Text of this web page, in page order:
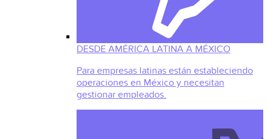
DESDE AMÉRICA LATINA A MÉXICO
Para empresas latinas están estableciendo
operaciones en México y necesitan
gestionar empleados.